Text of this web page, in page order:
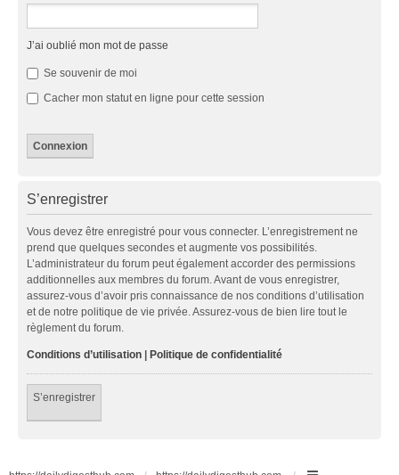
J’ai oublié mon mot de passe
Se souvenir de moi
Cacher mon statut en ligne pour cette session
S’enregistrer
Vous devez être enregistré pour vous connecter. L’enregistrement ne
prend que quelques secondes et augmente vos possibilités.
L’administrateur du forum peut également accorder des permissions
additionnelles aux membres du forum. Avant de vous enregistrer,
assurez-vous d’avoir pris connaissance de nos conditions d’utilisation
et de notre politique de vie privée. Assurez-vous de bien lire tout le
règlement du forum.
Conditions d’utilisation Politique de confidentialité
S’enregistrer